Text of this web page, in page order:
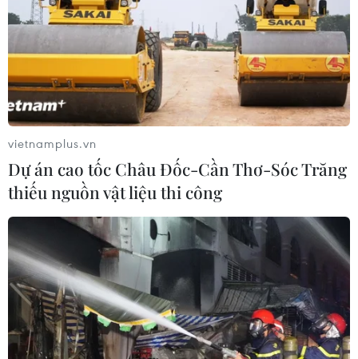
19/11/2020 09:03
Câu chuyện về cô giáo Hồ Thị Thùy Vân gây xúc động
bởi sự đóng góp thầm lặng tại Tu Mơ Rông, một huyện
nghèo của tỉnh Kon Tum, với điều kiện vật chất còn
nhiều thiếu thốn.
TIN CÙNG CHUYÊN MỤC
Đắk Lắk tháo gỡ khó khăn, đảm bảo
đủ sách giáo khoa cho năm học mới
06/08/2026 04:12
Bộ GD-ĐT dự kiến điều chỉnh trong
bổ nhiệm chức danh và xếp lương
nhà giáo
vietnamplus.vn
Dự án cao tốc Châu Đốc-Cần Thơ-Sóc Trăng
thiếu nguồn vật liệu thi công